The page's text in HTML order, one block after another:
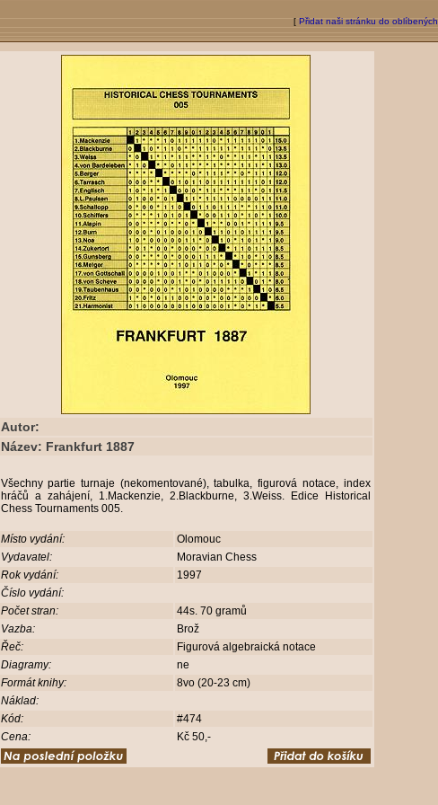
[ Přidat naši stránku do oblíbených
Autor:
Název: Frankfurt 1887
Všechny partie turnaje (nekomentované), tabulka, figurová notace, index
hráčů a zahájení, 1.Mackenzie, 2.Blackburne, 3.Weiss. Edice Historical
Chess Tournaments 005.
Místo vydání:
Olomouc
Vydavatel:
Moravian Chess
Rok vydání:
1997
Číslo vydání:
Počet stran:
44s. 70 gramů
Vazba:
Brož
Řeč:
Figurová algebraická notace
Diagramy:
ne
Formát knihy:
8vo (20-23 cm)
Náklad:
Kód:
#474
Cena:
Kč 50,-